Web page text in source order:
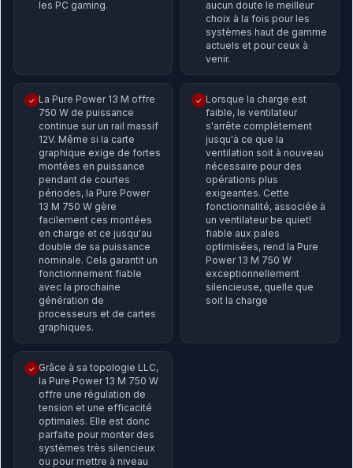
les PC gaming.
aucun doute le meilleur
choix à la fois pour les
systèmes haut de gamme
actuels et pour ceux à
venir.
✓ La Pure Power 13 M offre
750 W de puissance
continue sur un rail massif
12V. Même si la carte
graphique exige de fortes
montées en puissance
pendant de courtes
périodes, la Pure Power
13 M 750 W gère
facilement ces montées
en charge et ce jusqu'au
double de sa puissance
nominale. Cela garantit un
fonctionnement fiable
avec la prochaine
génération de
processeurs et de cartes
graphiques.
✓ Lorsque la charge est
faible, le ventilateur
s'arrête complètement
jusqu'à ce que la
ventilation soit à nouveau
nécessaire pour des
opérations plus
exigeantes. Cette
fonctionnalité, associée à
un ventilateur be quiet!
fiable aux pales
optimisées, rend la Pure
Power 13 M 750 W
exceptionnellement
silencieuse, quelle que
soit la charge
✓ Grâce à sa topologie LLC,
la Pure Power 13 M 750 W
offre une régulation de
tension et une efficacité
optimales. Elle est donc
parfaite pour monter des
systèmes très silencieux
ou pour mettre à niveau